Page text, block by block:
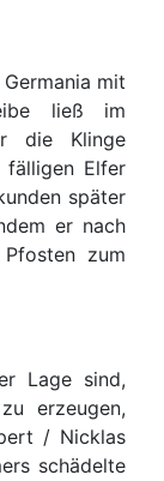
mit
ließ im
die Klinge
fälligen Elfer
später
er nach
zum
Lage sind,
erzeugen,
/ Nicklas
schädelte